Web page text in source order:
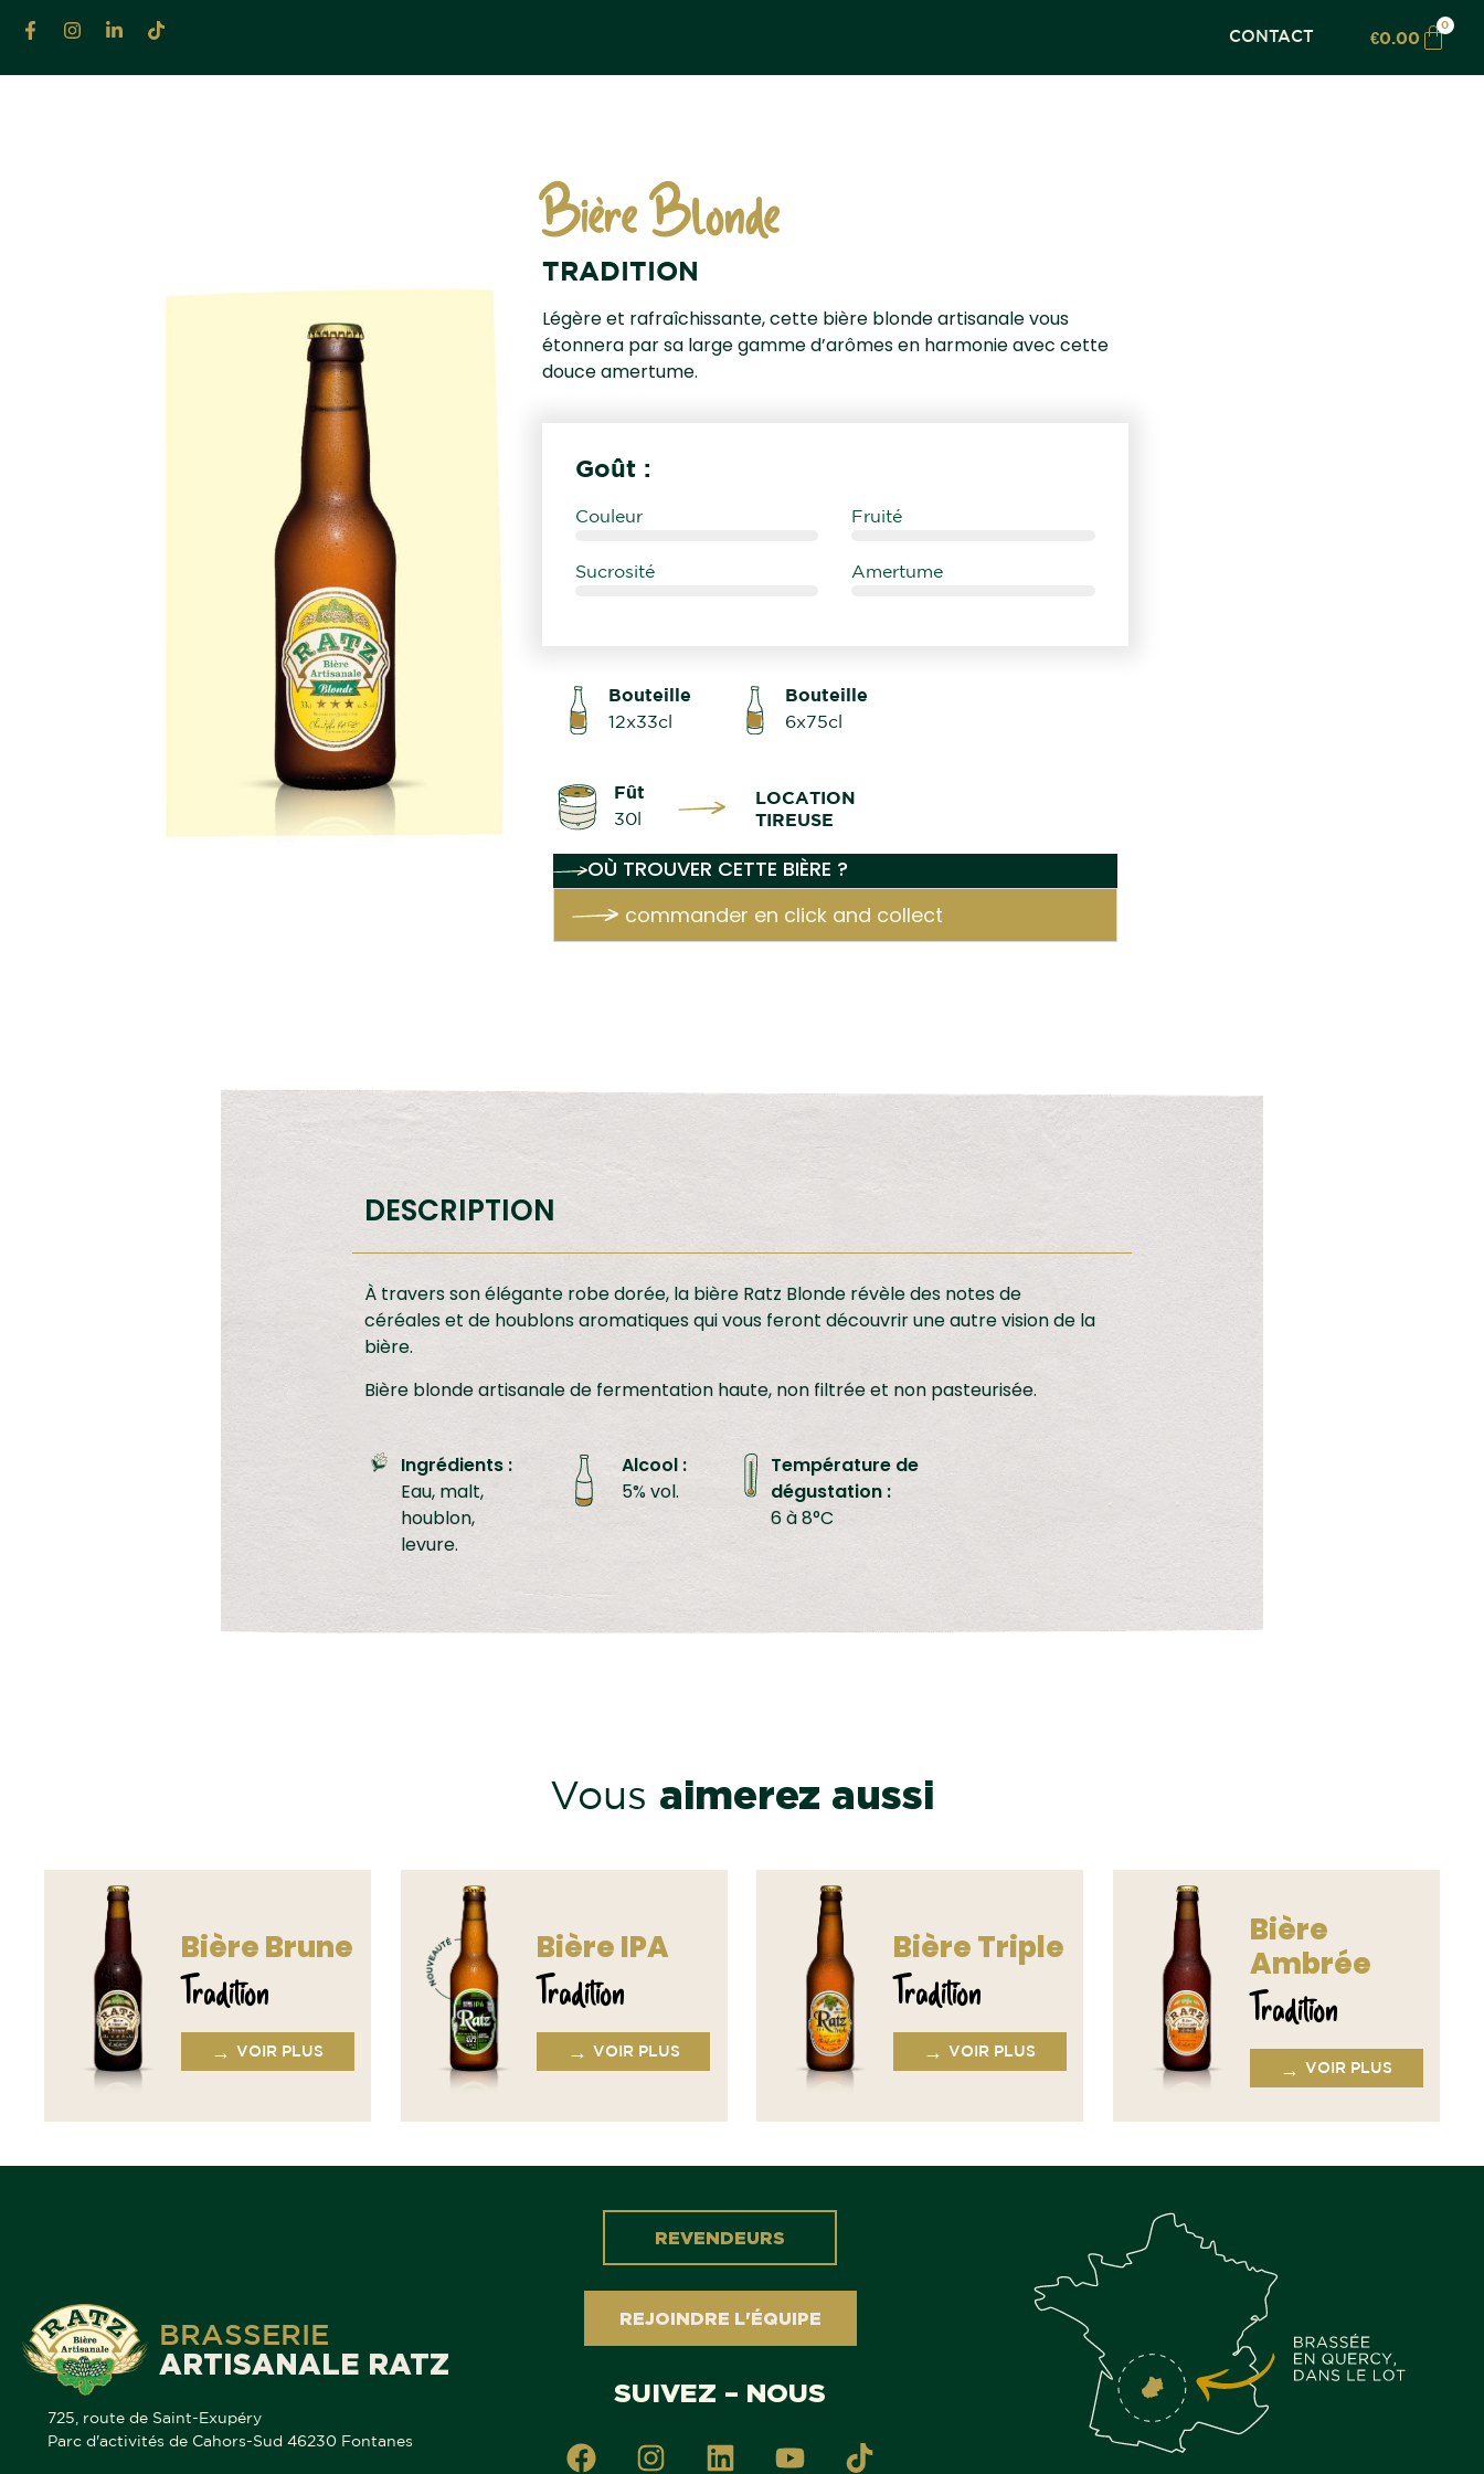
CONTACT €0.00
0
Bière Blonde
TRADITION
Légère et rafraîchissante, cette bière blonde artisanale vous
étonnera par sa large gamme d’arômes en harmonie avec cette
douce amertume.
Goût :
Couleur Fruité
Sucrosité Amertume
Bouteille
12x33cl
Bouteille
6x75cl
Fût
30l
LOCATION
TIREUSE
OÙ TROUVER CETTE BIÈRE ?
commander en click and collect
DESCRIPTION
À travers son élégante robe dorée, la bière Ratz Blonde révèle des notes de
céréales et de houblons aromatiques qui vous feront découvrir une autre vision de la
bière.
Bière blonde artisanale de fermentation haute, non filtrée et non pasteurisée.
Ingrédients :
Eau, malt,
houblon,
levure.
Alcool :
5% vol.
Température de
dégustation :
6 à 8°C
Vous aimerez aussi
Bière Brune
Tradition
→ VOIR PLUS
Bière IPA
Tradition
→ VOIR PLUS
Bière Triple
Tradition
→ VOIR PLUS
Bière
Ambrée
Tradition
→ VOIR PLUS
BRASSERIE
ARTISANALE RATZ
725, route de Saint-Exupéry
Parc d'activités de Cahors-Sud 46230 Fontanes
REVENDEURS
REJOINDRE L'ÉQUIPE
SUIVEZ – NOUS